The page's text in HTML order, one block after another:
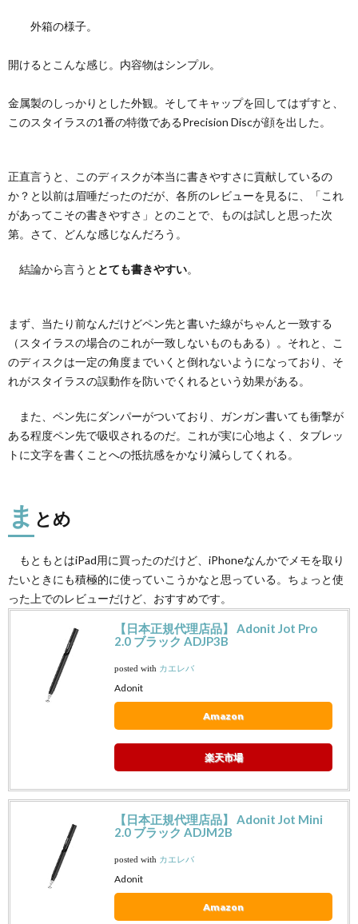
外箱の様子。
開けるとこんな感じ。内容物はシンプル。
金属製のしっかりとした外観。そしてキャップを回してはずすと、
このスタイラスの1番の特徴であるPrecision Discが顔を出した。
正直言うと、このディスクが本当に書きやすさに貢献しているの
か？と以前は眉唾だったのだが、各所のレビューを見るに、「これ
があってこその書きやすさ」とのことで、ものは試しと思った次
第。さて、どんな感じなんだろう。
結論から言うと とても書きやすい。
まず、当たり前なんだけどペン先と書いた線がちゃんと一致する
（スタイラスの場合のこれが一致しないものもある）。それと、こ
のディスクは一定の角度までいくと倒れないようになっており、そ
れがスタイラスの誤動作を防いでくれるという効果がある。
また、ペン先にダンパーがついており、ガンガン書いても衝撃が
ある程度ペン先で吸収されるのだ。これが実に心地よく、タブレッ
トに文字を書くことへの抵抗感をかなり減らしてくれる。
ま とめ
もともとはiPad用に買ったのだけど、iPhoneなんかでメモを取り
たいときにも積極的に使っていこうかなと思っている。ちょっと使
った上でのレビューだけど、おすすめです。
【日本正規代理店品】 Adonit Jot Pro
2.0 ブラック ADJP3B
posted with カエレバ
Adonit
Amazon
楽天市場
【日本正規代理店品】 Adonit Jot Mini
2.0 ブラック ADJM2B
posted with カエレバ
Adonit
Amazon